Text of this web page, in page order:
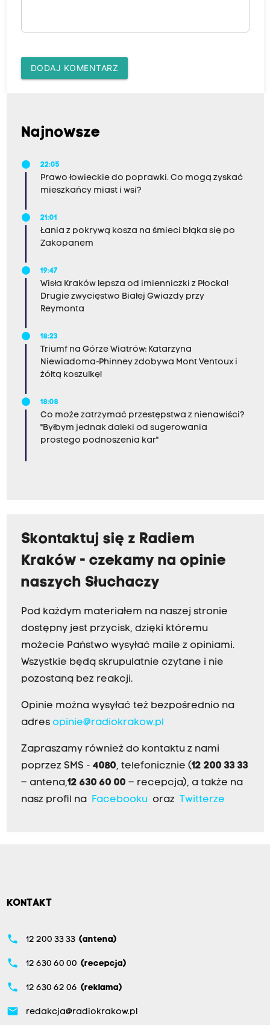
DODAJ KOMENTARZ
Najnowsze
22:05
Prawo łowieckie do poprawki. Co mogą zyskać
mieszkańcy miast i wsi?
21:01
Łania z pokrywą kosza na śmieci błąka się po
Zakopanem
19:47
Wisła Kraków lepsza od imienniczki z Płocka!
Drugie zwycięstwo Białej Gwiazdy przy
Reymonta
18:23
Triumf na Górze Wiatrów: Katarzyna
Niewiadoma-Phinney zdobywa Mont Ventoux i
żółtą koszulkę!
18:08
Co może zatrzymać przestępstwa z nienawiści?
"Byłbym jednak daleki od sugerowania
prostego podnoszenia kar"
Skontaktuj się z Radiem
Kraków - czekamy na opinie
naszych Słuchaczy
Pod każdym materiałem na naszej stronie
dostępny jest przycisk, dzięki któremu
możecie Państwo wysyłać maile z opiniami.
Wszystkie będą skrupulatnie czytane i nie
pozostaną bez reakcji.
Opinie można wysyłać też bezpośrednio na
adres opinie@radiokrakow.pl
Zapraszamy również do kontaktu z nami
poprzez SMS - 4080, telefonicznie (12 200 33 33
– antena,12 630 60 00 – recepcja), a także na
nasz profil na Facebookuoraz Twitterze
KONTAKT
phone 12 200 33 33 (antena)
phone 12 630 60 00 (recepcja)
phone 12 630 62 06 (reklama)
email redakcja@radiokrakow.pl